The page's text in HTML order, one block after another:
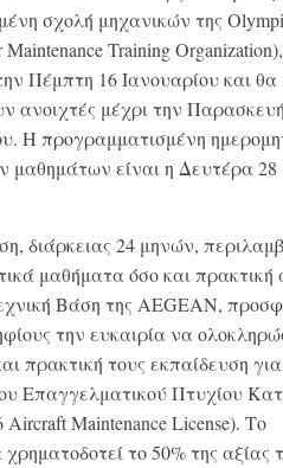
σχολή μηχανικών της
Training Organization),
Πέμπτη 16 Ιανουαρίου και θα
ανοιχτές μέχρι την
Η προγραμματισμένη
μαθημάτων είναι η Δευτέρα 28
διάρκειας 24 μηνών,
μαθήματα όσο και πρακτική
Βάση της AEGEAN,
την ευκαιρία να
πρακτική τους εκπαίδευση
Επαγγελματικού Πτυχίου
Aircraft Maintenance License). Το
το 50% της αξίας